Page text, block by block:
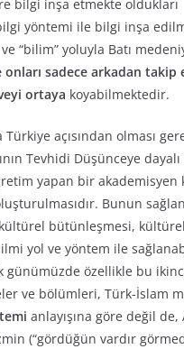
bilgi inşa etmekte oldukları
yöntemi ile bilgi inşa
“bilim” yoluyla Batı
sadece arkadan takip
ortaya koyabilmektedir.
açısından olması
Tevhidi Düşünceye
yapan bir akademisyen
Bunun
bütünleşmesi,
yol ve yöntem ile
günümüzde özellikle bu
ve bölümleri, Türk-İslam
anlayışına göre değil de,
(“gördüğün vardır